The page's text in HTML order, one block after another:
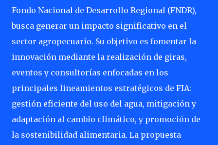
Fondo Nacional de Desarrollo Regional (FNDR),
busca generar un impacto significativo en el
sector agropecuario. Su objetivo es fomentar la
innovación mediante la realización de giras,
eventos y consultorías enfocadas en los
principales lineamientos estratégicos de FIA:
gestión eficiente del uso del agua, mitigación y
adaptación al cambio climático, y promoción de
la sostenibilidad alimentaria. La propuesta